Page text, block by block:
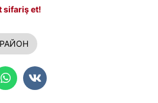
sifariş et!